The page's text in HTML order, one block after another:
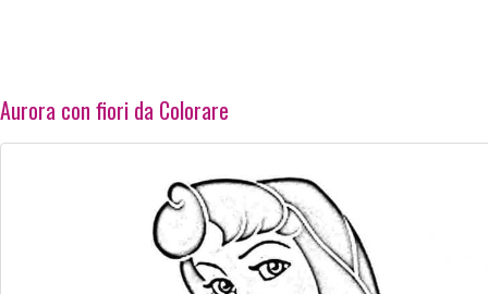
Aurora con fiori da Colorare